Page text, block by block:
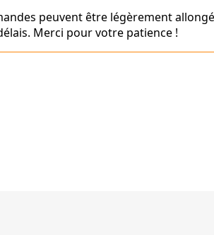
peuvent être légèrement
Merci pour votre patience !